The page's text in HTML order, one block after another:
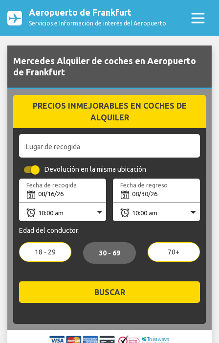
Aeropuerto de Frankfurt
Servicios e Información de interés del Aeropuerto
Mercedes Alquiler de coches en Aeropuerto
de Frankfurt
PRECIOS INMEJORABLES EN COCHES DE
ALQUILER
Lugar de recogida
Devolución en la misma ubicación
Fecha de recogida Fecha de regreso
Edad del conductor:
18 - 29 30 - 69 70+
BUSCAR